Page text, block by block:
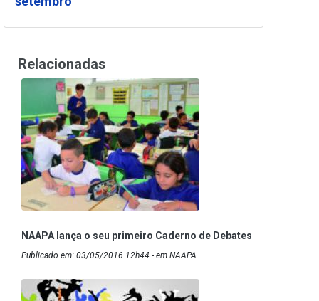
Relacionadas
NAAPA lança o seu primeiro Caderno de Debates
Publicado em: 03/05/2016 12h44 - em NAAPA